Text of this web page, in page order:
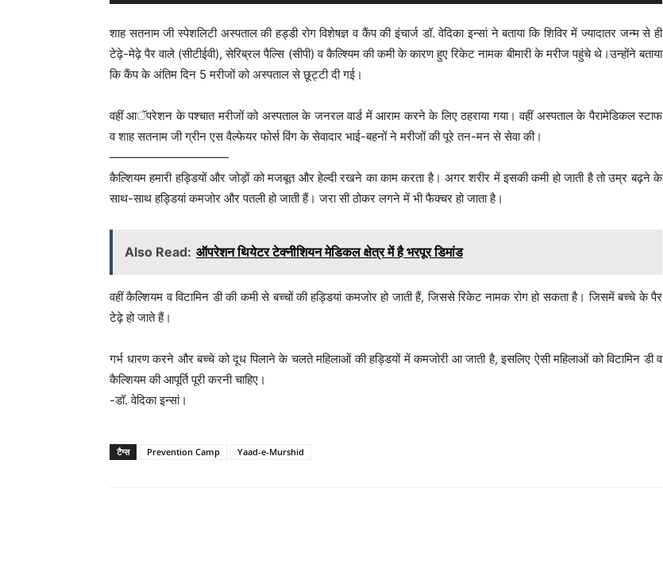
शाह सतनाम जी स्पेशलिटी अस्पताल की हड्डी रोग विशेषज्ञ व कैंप की इंचार्ज डॉ. वेदिका इन्सां ने बताया कि शिविर में ज्यादातर जन्म से ही
टेढ़े-मेढ़े पैर वाले (सीटीईवी), सेरिब्रल पैल्सि (सीपी) व कैल्श्यिम की कमी के कारण हुए रिकेट नामक बीमारी के मरीज पहुंचे थे।उन्होंने बताया
कि कैंप के अंतिम दिन 5 मरीजों को अस्पताल से छूट्टी दी गई।
वहीं आॅपरेशन के पश्चात मरीजों को अस्पताल के जनरल वार्ड में आराम करने के लिए ठहराया गया। वहीं अस्पताल के पैरामेडिकल स्टाफ
व शाह सतनाम जी ग्रीन एस वैल्फेयर फोर्स विंग के सेवादार भाई-बहनों ने मरीजों की पूरे तन-मन से सेवा की।
——————————
कैल्शियम हमारी हड्डियों और जोड़ों को मजबूत और हेल्दी रखने का काम करता है। अगर शरीर में इसकी कमी हो जाती है तो उम्र बढ़ने के
साथ-साथ हड्डियां कमजोर और पतली हो जाती हैं। जरा सी ठोकर लगने में भी फैक्चर हो जाता है।
Also Read: ऑपरेशन थियेटर टेक्नीशियन मेडिकल क्षेत्र में है भरपूर डिमांड
वहीं कैल्शियम व विटामिन डी की कमी से बच्चों की हड्डियां कमजोर हो जाती हैं, जिससे रिकेट नामक रोग हो सकता है। जिसमें बच्चे के पैर
टेढ़े हो जाते हैं।
गर्भ धारण करने और बच्चे को दूध पिलाने के चलते महिलाओं की हड्डियों में कमजोरी आ जाती है, इसलिए ऐसी महिलाओं को विटामिन डी व
कैल्शियम की आपूर्ति पूरी करनी चाहिए।
-डॉ. वेदिका इन्सां।
टैग्स Prevention Camp Yaad-e-Murshid